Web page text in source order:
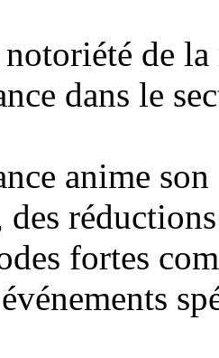
de
dans le
anime
des
fortes